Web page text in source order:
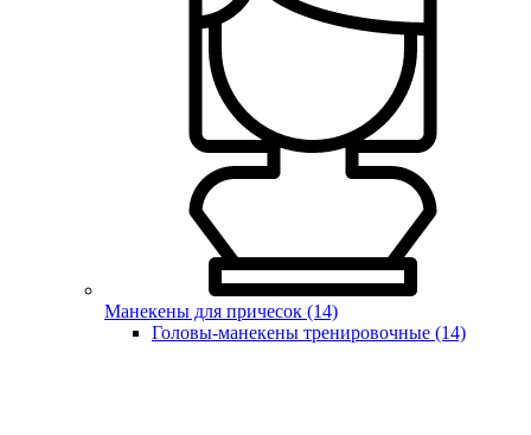
Манекены для причесок (14)
Головы-манекены тренировочные (14)